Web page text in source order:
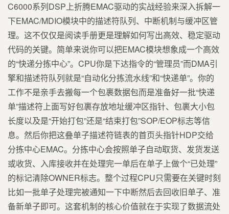
C6000系列DSP上折腾EMAC驱动的实战经验来深入拆解一
下EMAC/MDIO模块中的描述符队列、中断机制与缓冲区管
理。这不仅仅是阅读手册更是理解如何写出高效、稳定驱动
代码的关键。简单来说你可以把EMAC模块想象成一个高效
的“快递分拣中心”。CPU你是下达指令的“管理员”而DMA引
擎和描述符队列就是“自动化分拣流水线”和“快递单”。你的
工作不是亲手去搬每一个包裹数据包而是准备好一批“快递
单”描述符上面写好包裹存放地址缓冲区指针、包裹大小包
长度以及是“开始打包”还是“结束打包”SOP/EOP标志等信
息。然后你把这叠单子描述符链表的首页头指针HDP交给
分拣中心EMAC。分拣中心会按照单子自动取货、发货发送
或收货、入库接收并在处理完一单后在单子上做个“已处理”
的标记清除OWNER标志。整个过程CPU只需要在关键时刻
比如一批单子处理完被通知一下中断然后去回收旧单子、准
备新单子即可。这套机制的核心价值就在于实现了数据流处